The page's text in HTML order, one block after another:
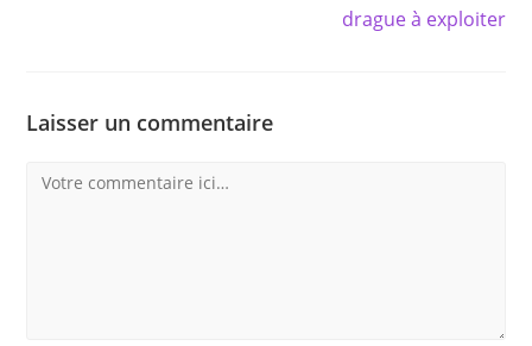
drague à exploiter
Laisser un commentaire
Comment